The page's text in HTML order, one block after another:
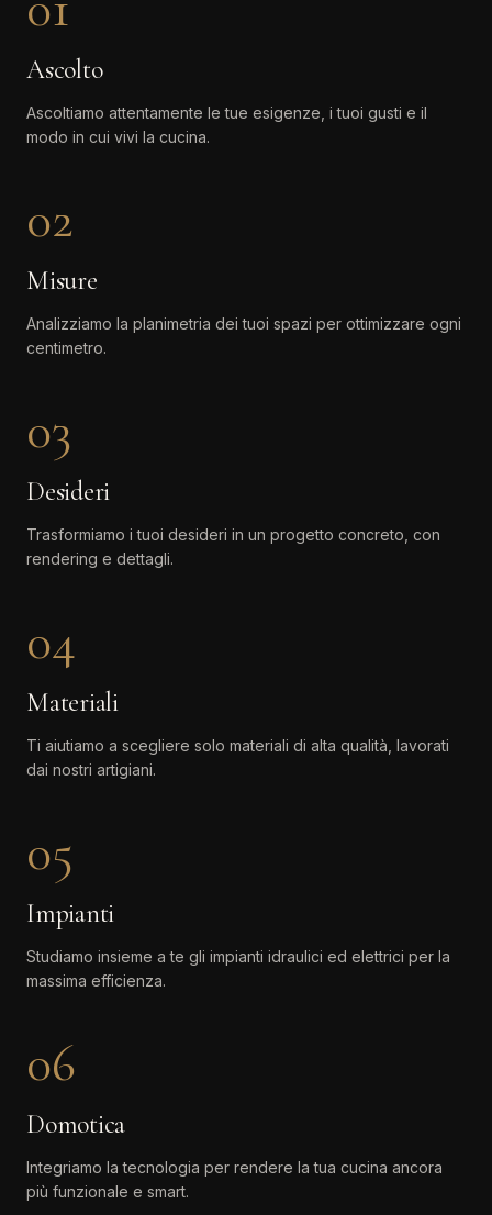
Ascolto
Ascoltiamo attentamente le tue esigenze, i tuoi gusti e il
modo in cui vivi la cucina.
02
Misure
Analizziamo la planimetria dei tuoi spazi per ottimizzare ogni
centimetro.
03
Desideri
Trasformiamo i tuoi desideri in un progetto concreto, con
rendering e dettagli.
04
Materiali
Ti aiutiamo a scegliere solo materiali di alta qualità, lavorati
dai nostri artigiani.
05
Impianti
Studiamo insieme a te gli impianti idraulici ed elettrici per la
massima efficienza.
06
Domotica
Integriamo la tecnologia per rendere la tua cucina ancora
più funzionale e smart.